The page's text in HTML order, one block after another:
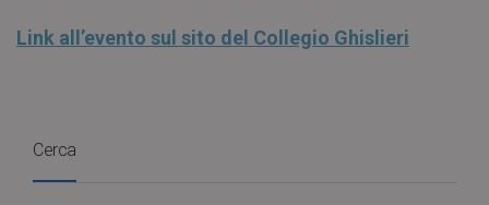
Link all’evento sul sito del Collegio Ghislieri
Cerca